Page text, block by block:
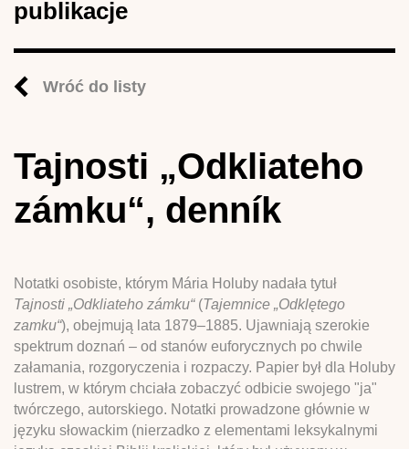
publikacje
Wróć do listy
Tajnosti „Odkliateho
zámku“, denník
Notatki osobiste, którym Mária Holuby nadała tytuł
Tajnosti „Odkliateho zámku“(Tajemnice „Odklętego
zamku“), obejmują lata 1879–1885. Ujawniają szerokie
spektrum doznań – od stanów euforycznych po chwile
załamania, rozgoryczenia i rozpaczy. Papier był dla Holuby
lustrem, w którym chciała zobaczyć odbicie swojego "ja"
twórczego, autorskiego. Notatki prowadzone głównie w
języku słowackim (nierzadko z elementami leksykalnymi